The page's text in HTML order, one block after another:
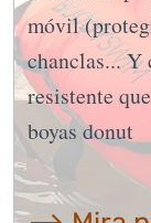
móvil
chanclas... Y
resistente
boyas donut